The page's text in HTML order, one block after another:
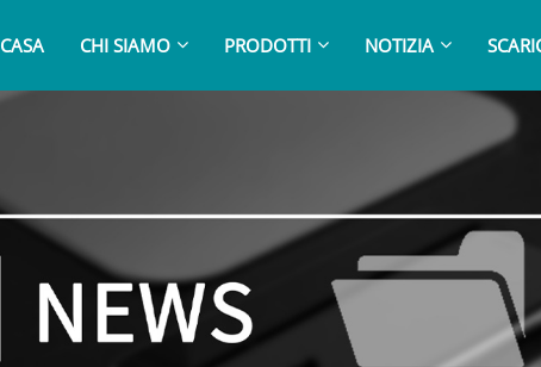
CASA CHI SIAMO PRODOTTI NOTIZIA